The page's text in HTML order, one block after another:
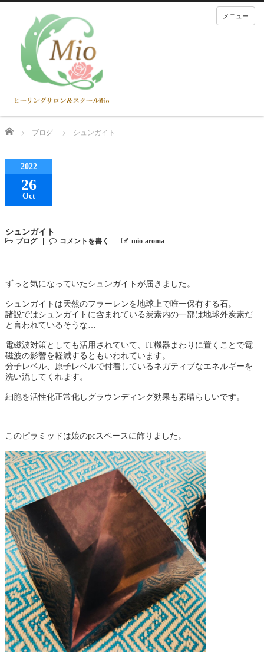
メニュー
Home ブログ シュンガイト
2022
26
Oct
シュンガイト
ブログ コメントを書く mio-aroma
ずっと気になっていたシュンガイトが届きました。
シュンガイトは天然のフラーレンを地球上で唯一保有する石。
諸説ではシュンガイトに含まれている炭素内の一部は地球外炭素だ
と言われているそうな…
電磁波対策としても活用されていて、IT機器まわりに置くことで電
磁波の影響を軽減するともいわれています。
分子レベル、原子レベルで付着しているネガティブなエネルギーを
洗い流してくれます。
細胞を活性化正常化しグラウンディング効果も素晴らしいです。
このピラミッドは娘のpcスペースに飾りました。